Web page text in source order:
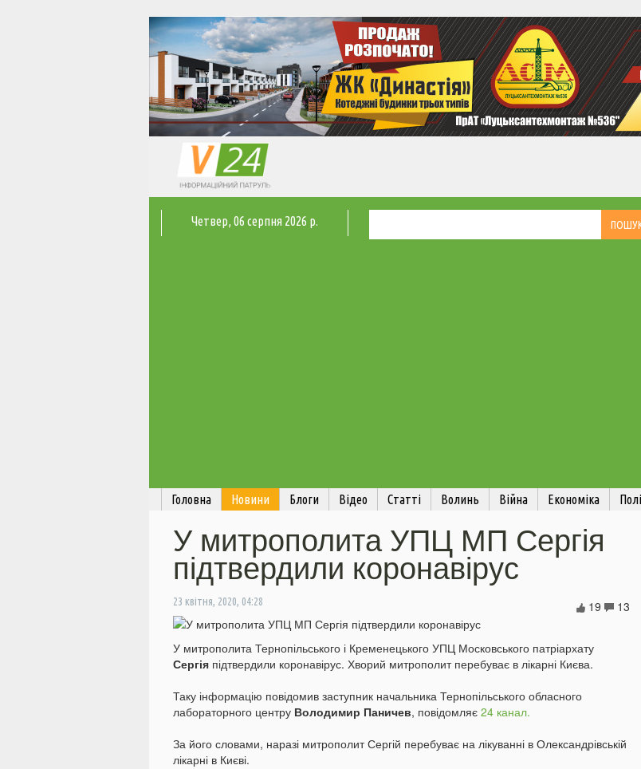
Четвер, 06 серпня 2026 р.
Головна Новини Блоги Відео Статті Волинь Війна Економіка
У митрополита УПЦ МП Сергія
підтвердили коронавірус
23 квітня, 2020, 04:28 13
19
У митрополита Тернопільського і Кременецького УПЦ Московського патріархату
Сергія підтвердили коронавірус. Хворий митрополит перебуває в лікарні Києва.
Таку інформацію повідомив заступник начальника Тернопільського обласного
лабораторного центру Володимир Паничев, повідомляє 24 канал.
За його словами, наразі митрополит Сергій перебуває на лікуванні в Олександрівській
лікарні в Києві.